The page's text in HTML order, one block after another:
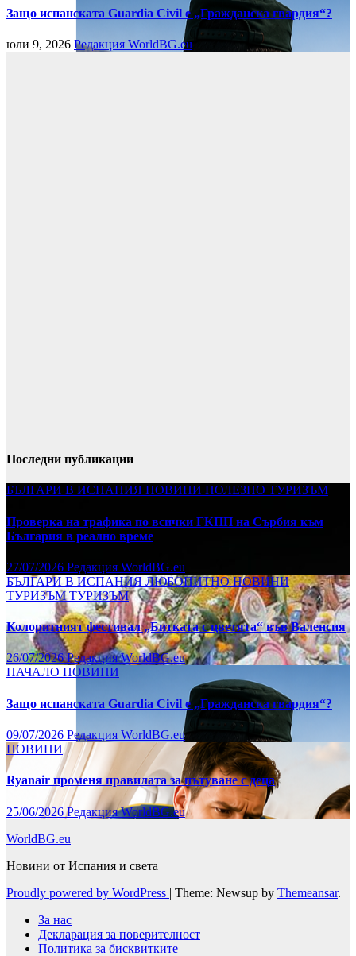
Защо испанската Guardia Civil е „Гражданска гвардия“?
юли 9, 2026 Редакция WorldBG.eu
Последни публикации
БЪЛГАРИ В ИСПАНИЯ НОВИНИ ПОЛЕЗНО ТУРИЗЪМ
Проверка на трафика по всички ГКПП на Сърбия към
България в реално време
27/07/2026 Редакция WorldBG.eu
БЪЛГАРИ В ИСПАНИЯ ЛЮБОПИТНОНОВИНИ
ТУРИЗЪМТУРИЗЪМ
Колоритният фестивал „Битката с цветята“ във Валенсия
26/07/2026Редакция WorldBG.eu
НАЧАЛО НОВИНИ
Защо испанската Guardia Civil е „Гражданска гвардия“?
09/07/2026 Редакция WorldBG.eu
НОВИНИ
Ryanair променя правилата за пътуване с деца
25/06/2026Редакция WorldBG.eu
WorldBG.eu
Новини от Испания и света
Proudly powered by WordPress | Theme: Newsup by Themeansar.
За нас
Декларация за поверителност
Политика за бисквитките